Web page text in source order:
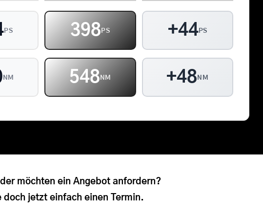
Kontakt
PS 398 PS +44PS
NM 548 NM +48 NM
möchten ein Angebot anfordern?
doch jetzt einfach einen Termin.